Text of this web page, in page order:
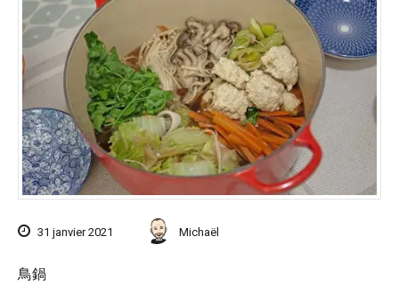
31 janvier 2021 Michaël
鳥鍋